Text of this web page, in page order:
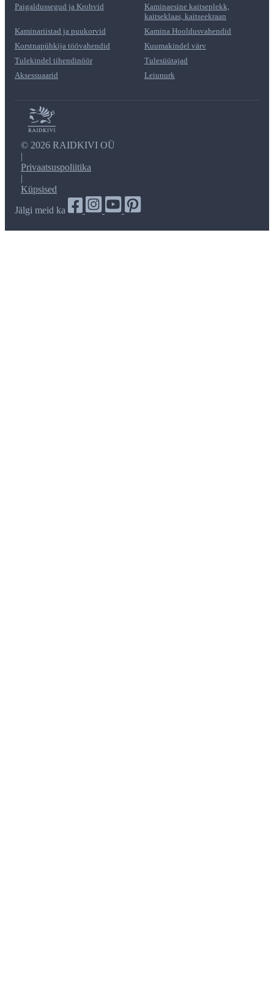
Paigaldussegud ja Krohvid
Kaminaesine kaitseplekk,
kaitseklaas, kaitseekraan
Kaminariistad ja puukorvid
Kamina Hooldusvahendid
Korstnapühkija töövahendid
Kuumakindel värv
Tulekindel tihendinöör
Tulesüütajad
Aksessuaarid
Leiunurk
© 2026 RAIDKIVI OÜ
|
Privaatsuspoliitika
|
Küpsised
Jälgi meid ka